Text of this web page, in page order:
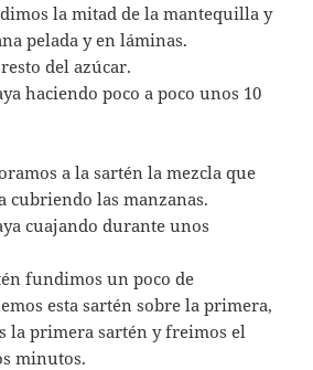
la mitad de la mantequilla y
pelada y en láminas.
del azúcar.
haciendo poco a poco unos 10
a la sartén la mezcla que
cubriendo las manzanas.
cuajando durante unos
fundimos un poco de
esta sartén sobre la primera,
la primera sartén y freimos el
minutos.